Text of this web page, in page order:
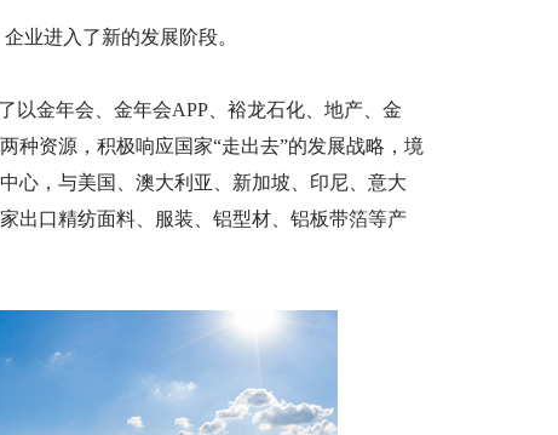
业进入了新的发展阶段。
金年会、金年会APP、裕龙石化、地产、金
种资源，积极响应国家“走出去”的发展战略，境
心，与美国、澳大利亚、新加坡、印尼、意大
出口精纺面料、服装、铝型材、铝板带箔等产